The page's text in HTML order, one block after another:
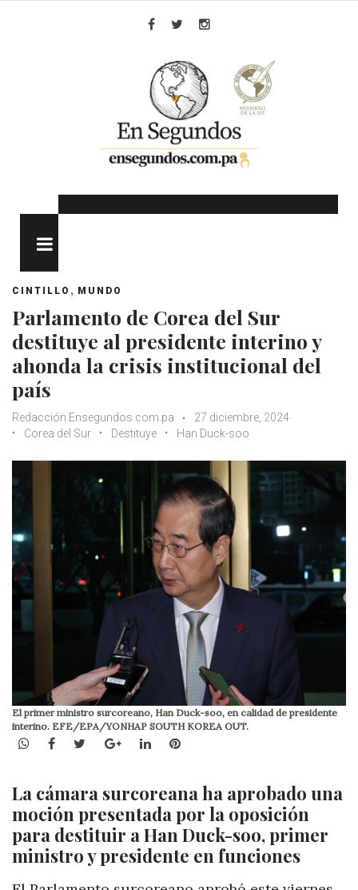
CINTILLO , MUNDO
Parlamento de Corea del Sur
destituye al presidente interino y
ahonda la crisis institucional del
país
Redacción Ensegundos.com.pa
27 diciembre, 2024
Corea del Sur
Destituye Han Duck-soo
El primer ministro surcoreano, Han Duck-soo, en calidad de presidente
interino. EFE/EPA/YONHAP SOUTH KOREA OUT.
WhatsApp
Facebook
TwitterGoogle+LinkedInPinterest
La cámara surcoreana ha aprobado una
moción presentada por la oposición
para destituir a Han Duck-soo, primer
ministro y presidente en funciones